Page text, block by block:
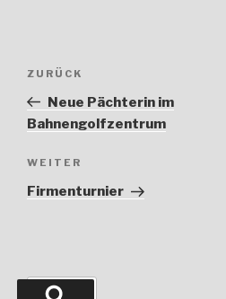
Beitragsnavigation
Vorheriger
Beitrag
ZURÜCK
Neue Pächterin im
Bahnengolfzentrum
Nächster
Beitrag
WEITER
Firmenturnier
Suche